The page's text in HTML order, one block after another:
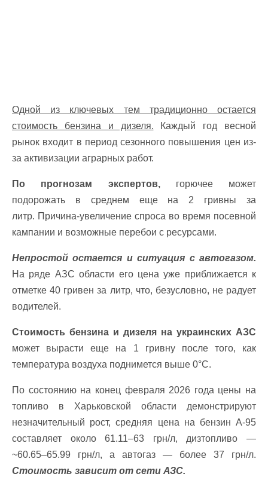
Одной из ключевых тем традиционно остается
стоимость бензина и дизеля. Каждый год весной
рынок входит в период сезонного повышения цен из-
за активизации аграрных работ.
По прогнозам экспертов,горючее может
подорожать в среднем еще на 2 гривны за
литр. Причина-увеличение спроса во время посевной
кампании и возможные перебои с ресурсами.
Непростой остается и ситуация с автогазом.
На ряде АЗС области его цена уже приближается к
отметке 40 гривен за литр, что, безусловно, не радует
водителей.
Стоимость бензина и дизеля на украинских АЗС
может вырасти еще на 1 гривну после того, как
температура воздуха поднимется выше 0°C.
По состоянию на конец февраля 2026 года цены на
топливо в Харьковской области демонстрируют
незначительный рост, средняя цена на бензин А-95
составляет около 61.11–63 грн/л, дизтопливо —
~60.65–65.99 грн/л, а автогаз — более 37 грн/л.
Стоимость зависит от сети АЗС.